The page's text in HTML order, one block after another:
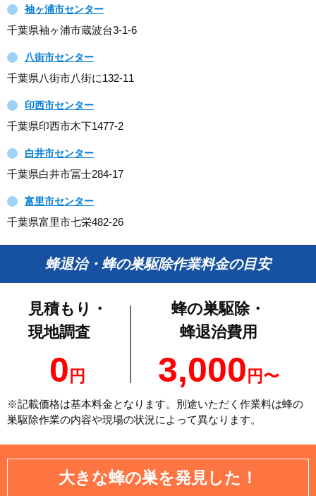
袖ヶ浦市センター
千葉県袖ヶ浦市蔵波台3-1-6
八街市センター
千葉県八街市八街に132-11
印西市センター
千葉県印西市木下1477-2
白井市センター
千葉県白井市冨士284-17
富里市センター
千葉県富里市七栄482-26
蜂退治・蜂の巣駆除作業料金の目安
見積もり・
現地調査
0 円
蜂の巣駆除・
蜂退治費用
3,000 円〜
※記載価格は基本料金となります。別途いただく作業料は蜂の
巣駆除作業の内容や現場の状況によって異なります。
大きな蜂の巣を発見した！